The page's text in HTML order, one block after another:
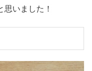
いました！